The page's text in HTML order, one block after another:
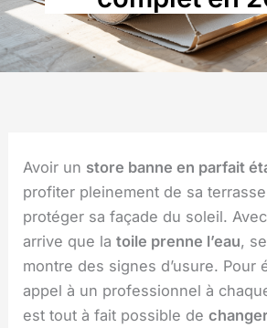
Avoir un store banne en parfait
profiter pleinement de sa
protéger sa façade du soleil.
arrive que latoile prenne l’eau,
montre des signes d’usure. Pour
appel à un professionnel à
est tout à fait possible de